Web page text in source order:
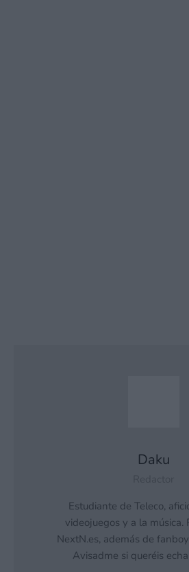
Daku
Estudiante de Teleco,
videojuegos y a la música.
NextN.es, además de
Avisadme si queréis